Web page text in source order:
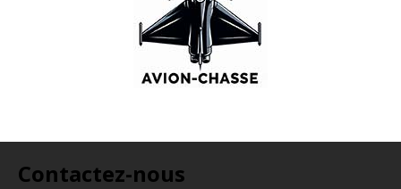
Contactez-nous